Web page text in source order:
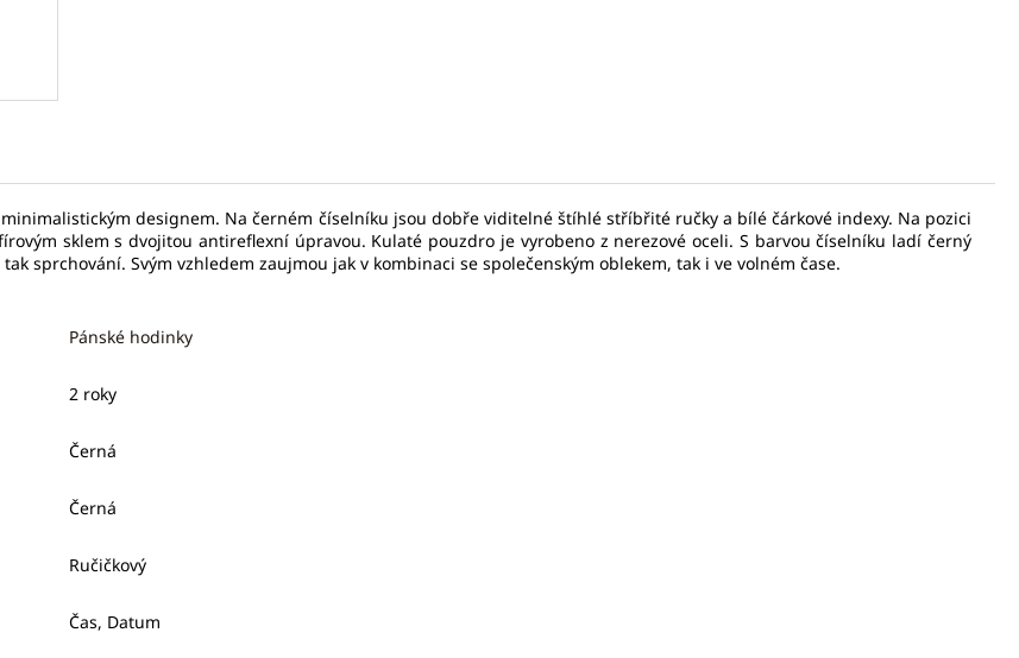
minimalistickým designem. Na černém číselníku jsou dobře viditelné štíhlé stříbřité ručky a bílé čárkové indexy. Na pozici
sklem s dvojitou antireflexní úpravou. Kulaté pouzdro je vyrobeno z nerezové oceli. S barvou číselníku ladí černý
sprchování. Svým vzhledem zaujmou jak v kombinaci se společenským oblekem, tak i ve volném čase.
Pánské hodinky
2 roky
Černá
Černá
Ručičkový
Čas, Datum